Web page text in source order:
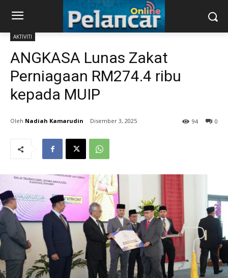
AKTIVITI
ANGKASA Lunas Zakat
Perniagaan RM274.4 ribu
kepada MUIP
Nadiah Kamarudin Disember 3, 2025 0
94